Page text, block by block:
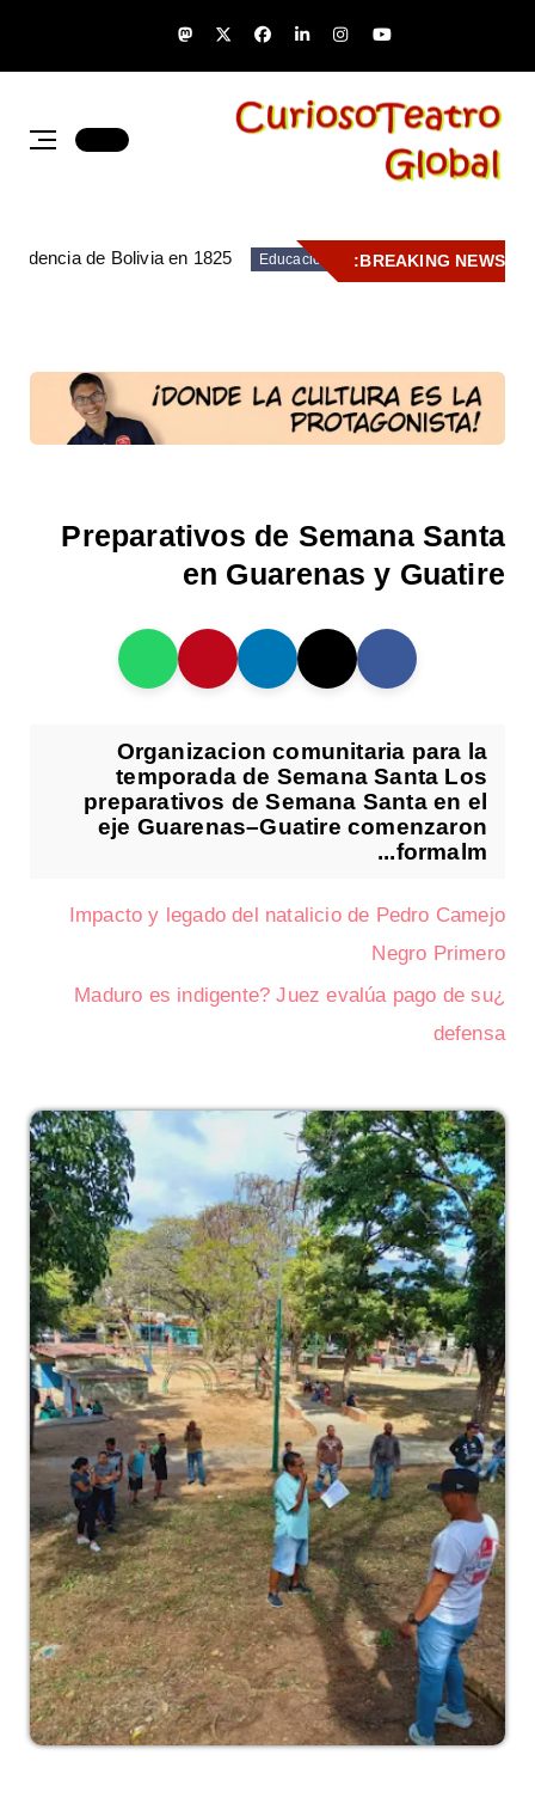
BREAKING NEWS:
Educación
de Bolivia en 1825
Preparativos de Semana Santa
en Guarenas y Guatire
Organizacion comunitaria para la
temporada de Semana Santa Los
preparativos de Semana Santa en el
eje Guarenas–Guatire comenzaron
formalm...
Impacto y legado del natalicio de Pedro Camejo
Negro Primero
¿Maduro es indigente? Juez evalúa pago de su
defensa